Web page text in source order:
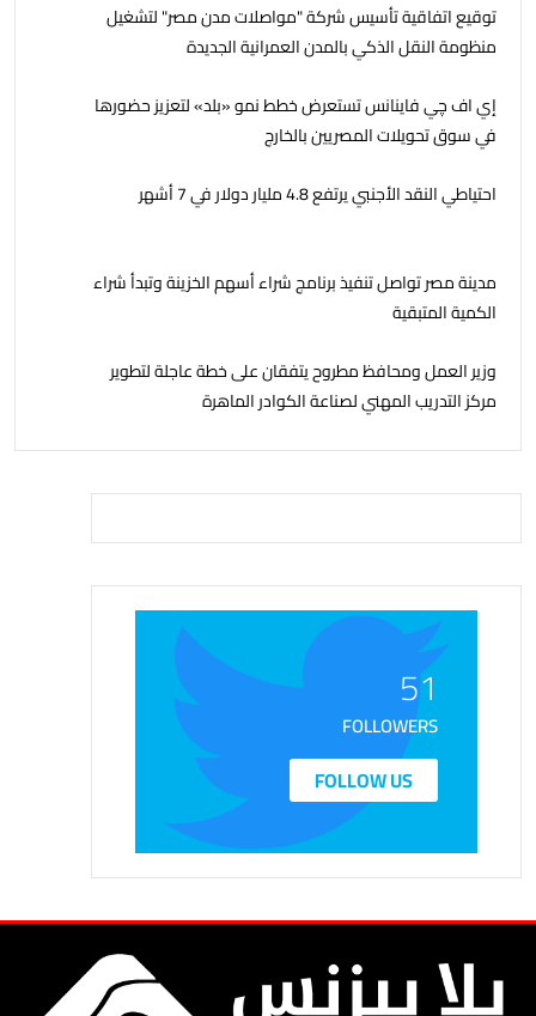
توقيع اتفاقية تأسيس شركة "مواصلات مدن مصر" لتشغيل
منظومة النقل الذكي بالمدن العمرانية الجديدة
إي اف چي فاينانس تستعرض خطط نمو «بلد» لتعزيز حضورها
في سوق تحويلات المصريين بالخارج
احتياطي النقد الأجنبي يرتفع 4.8 مليار دولار في 7 أشهر
مدينة مصر تواصل تنفيذ برنامج شراء أسهم الخزينة وتبدأ شراء
الكمية المتبقية
وزير العمل ومحافظ مطروح يتفقان على خطة عاجلة لتطوير
مركز التدريب المهني لصناعة الكوادر الماهرة
51
FOLLOWERS
FOLLOW US